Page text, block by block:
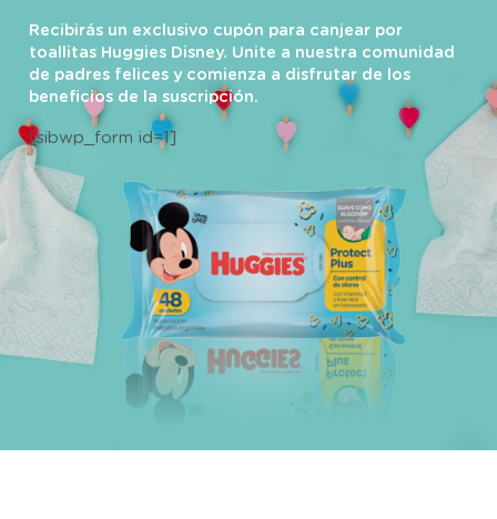
Recibirás un exclusivo cupón para canjear por
toallitas Huggies Disney. Unite a nuestra comunidad
de padres felices y comienza a disfrutar de los
beneficios de la suscripción.
[sibwp_form id=1]